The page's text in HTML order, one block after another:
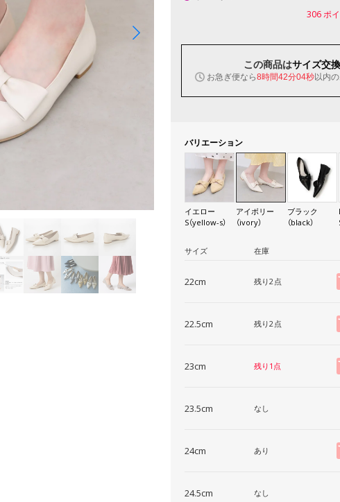
306ポ
この商品はサイズ交
お急ぎ便なら8時間42分03秒以内
バリエーション
イエロー
S（yellow-s）
アイボリー
（ivory）
ブラック
（black）
サイズ 在庫
22cm 残り2点
22.5cm 残り2点
23cm 残り1点
23.5cm なし
24cm あり
24.5cm なし